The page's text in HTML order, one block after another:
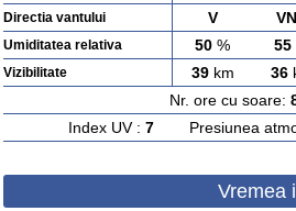
Directia vantului V
Umiditatea relativa 50 % 55
Vizibilitate 39km 36
Nr. ore cu soare:
Index UV : 7Presiunea
Vremea